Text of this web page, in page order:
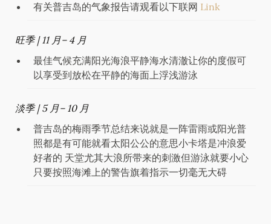
有关普吉岛的气象报告请观看以下联网 Link
旺季 | 11 月– 4 月
最佳气候充满阳光海浪平静海水清澈让你的度假可
以享受到放松在平静的海面上浮浅游泳
淡季 | 5 月– 10 月
普吉岛的梅雨季节总结来说就是一阵雷雨或阳光普
照都是有可能就看太阳公公的意思小卡塔是冲浪爱
好者的 天堂尤其大浪所带来的刺激但游泳就要小心
只要按照海滩上的警告旗着指示一切毫无大碍